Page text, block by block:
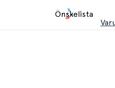
Önskelista